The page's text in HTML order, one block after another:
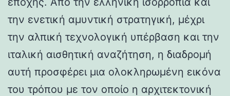
την ενετική αμυντική στρατηγική, μέχρι
την αλπική τεχνολογική υπέρβαση και την
ιταλική αισθητική αναζήτηση, η διαδρομή
αυτή προσφέρει μια ολοκληρωμένη εικόνα
του τρόπου με τον οποίο η αρχιτεκτονική